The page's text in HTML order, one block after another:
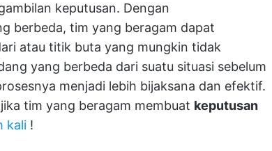
keputusan. Dengan
berbeda, tim yang beragam dapat
atau titik buta yang mungkin tidak
yang berbeda dari suatu situasi sebelum
menjadi lebih bijaksana dan efektif.
tim yang beragam membuat keputusan
kali !